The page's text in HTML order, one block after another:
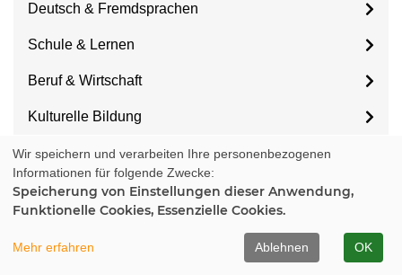
Deutsch & Fremdsprachen
Schule & Lernen
Beruf & Wirtschaft
Kulturelle Bildung
Beginn
Wir speichern und verarbeiten Ihre personenbezogenen
Informationen für folgende Zwecke:
Speicherung von Einstellungen dieser Anwendung,
Funktionelle Cookies, Essenzielle Cookies.
Mehr erfahren Ablehnen OK